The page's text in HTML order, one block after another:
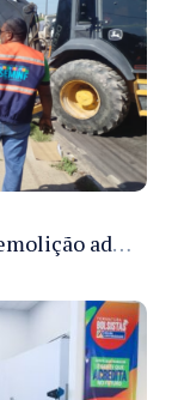
Prefeitura de Manaus promove demolição administrativa de cinco estruturas que ocupavam calçada pública